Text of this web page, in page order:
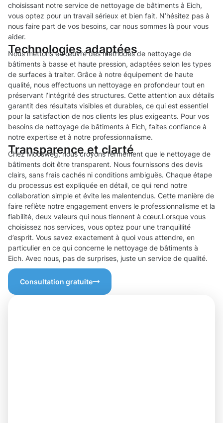
choisissant notre service de nettoyage de bâtiments à Eich,
vous optez pour un travail sérieux et bien fait. N’hésitez pas à
nous faire part de vos besoins, car nous sommes là pour vous
aider.
Technologies adaptées
Nous mettons en œuvre des méthodes de nettoyage de
bâtiments à basse et haute pression, adaptées selon les types
de surfaces à traiter. Grâce à notre équipement de haute
qualité, nous effectuons un nettoyage en profondeur tout en
préservant l’intégrité des structures. Cette attention aux détails
garantit des résultats visibles et durables, ce qui est essentiel
pour la satisfaction de nos clients les plus exigeants. Pour vos
besoins de nettoyage de bâtiments à Eich, faites confiance à
notre expertise et à notre professionnalisme.
Transparence et clarté
Chez Moosweg, nous croyons fermement que le nettoyage de
bâtiments doit être transparent. Nous fournissons des devis
clairs, sans frais cachés ni conditions ambiguës. Chaque étape
du processus est expliquée en détail, ce qui rend notre
collaboration simple et évite les malentendus. Cette manière de
faire reflète notre engagement envers le professionnalisme et la
fiabilité, deux valeurs qui nous tiennent à cœur.Lorsque vous
choisissez nos services, vous optez pour une tranquillité
d’esprit. Vous savez exactement à quoi vous attendre, en
particulier en ce qui concerne le nettoyage de bâtiments à
Eich. Avec nous, pas de surprises, juste un service de qualité.
Consultation gratuite